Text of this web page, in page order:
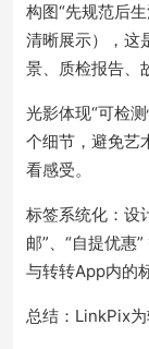
构图“先规范后
清晰展示），这
景、质检报告、
光影体现“可检
个细节，避免艺
看感受。
标签系统化：设
邮”、“自提优惠
与转转App内的
总结：LinkPix